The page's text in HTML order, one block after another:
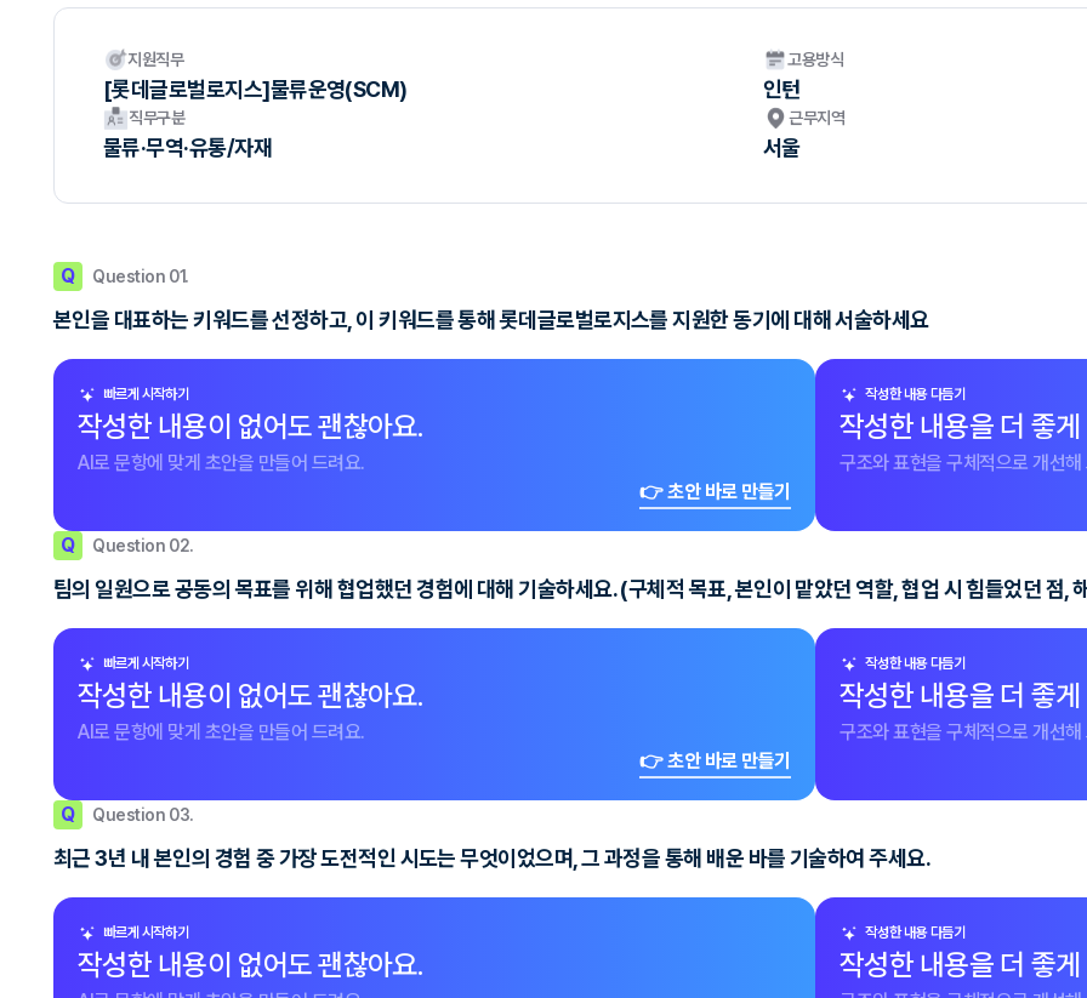
지원직무
[롯데글로벌로지스]물류운영(SCM)
고용방식
인턴
직무구분
물류·무역·유통/자재
근무지역
서울
Q Question 01.
본인을 대표하는 키워드를 선정하고, 이 키워드를 통해 롯데글로벌로지스를 지원한 동기에 대해 서술하세요
빠르게 시작하기
작성한 내용이 없어도 괜찮아요.
AI로 문항에 맞게 초안을 만들어 드려요.
👉 초안 바로 만들기
작성한 내용 다듬기
작성한 내용을 더 좋
구조와 표현을 구체적으로 개선해
Q Question 02.
팀의 일원으로 공동의 목표를 위해 협업했던 경험에 대해 기술하세요. (구체적 목표, 본인이 맡았던 역할, 협업 시 힘들었던 점,
빠르게 시작하기
작성한 내용이 없어도 괜찮아요.
AI로 문항에 맞게 초안을 만들어 드려요.
👉 초안 바로 만들기
작성한 내용 다듬기
작성한 내용을 더 좋
구조와 표현을 구체적으로 개선해
Q Question 03.
최근 3년 내 본인의 경험 중 가장 도전적인 시도는 무엇이었으며, 그 과정을 통해 배운 바를 기술하여 주세요.
빠르게 시작하기
작성한 내용이 없어도 괜찮아요.
작성한 내용 다듬기
작성한 내용을 더 좋